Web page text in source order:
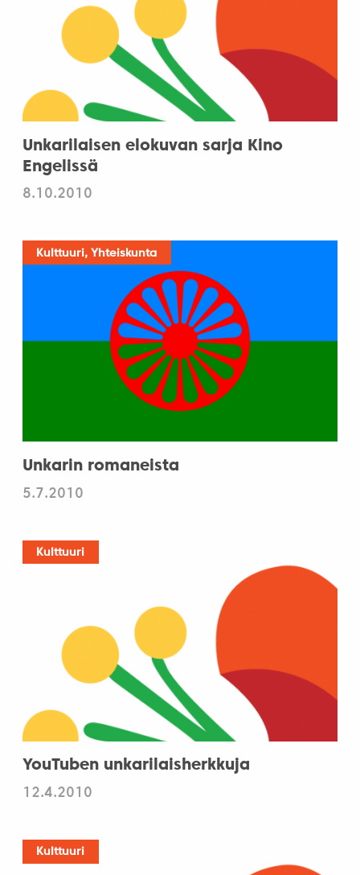
Unkarilaisen elokuvan sarja Kino
Engelissä
8.10.2010
Kulttuuri, Yhteiskunta
Unkarin romaneista
5.7.2010
Kulttuuri
YouTuben unkarilaisherkkuja
12.4.2010
Kulttuuri